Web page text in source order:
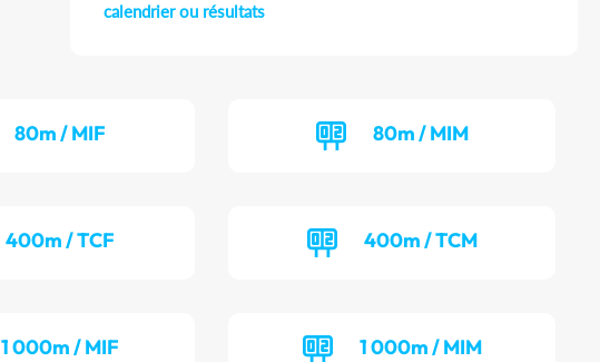
calendrier ou résultats
80m / MIF 80m / MIM
400m / TCF 400m / TCM
1 000m / MIF 1 000m / MIM